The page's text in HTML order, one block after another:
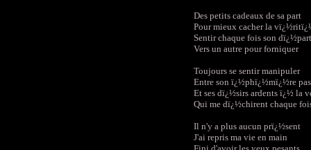
Des petits cadeaux de sa part
Pour mieux cacher la
Sentir chaque fois son dï¿½part
Vers un autre pour forniquer
Toujours se sentir manipuler
Entre son ï¿½phï¿½mï¿½re
Et ses dï¿½sirs ardents ï¿½ la
Qui me dï¿½chirent chaque
Il n'y a plus aucun prï¿½sent
J'ai repris ma vie en main